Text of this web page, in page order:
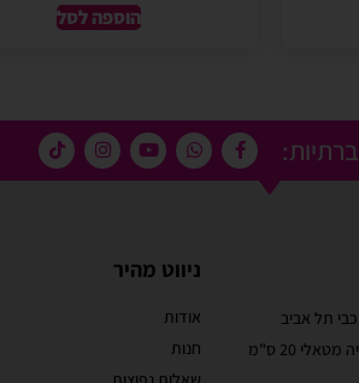
הוספה לסל
ניווט מהיר
אודות
חנות
שירות לקוחות מוצלח!